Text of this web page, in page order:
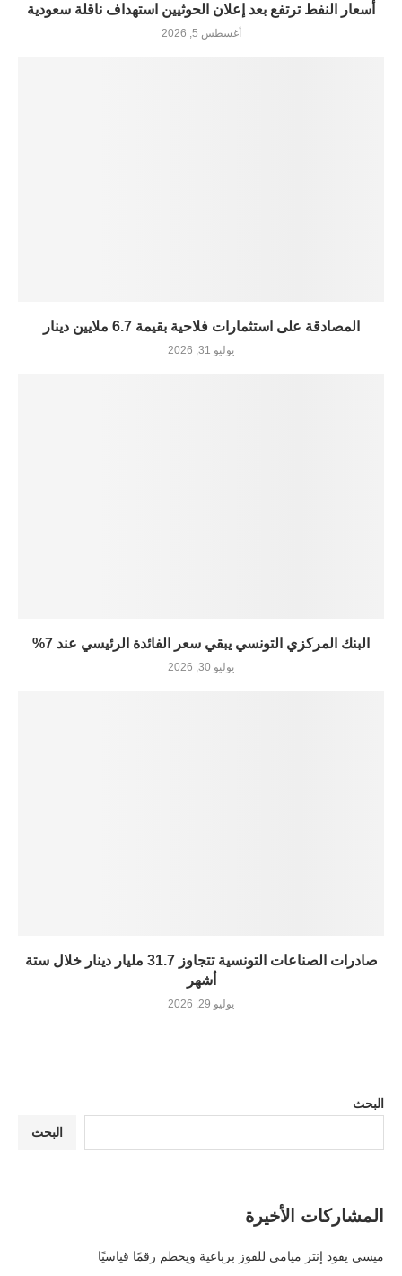
أسعار النفط ترتفع بعد إعلان الحوثيين استهداف ناقلة سعودية
أغسطس 5, 2026
المصادقة على استثمارات فلاحية بقيمة 6.7 ملايين دينار
يوليو 31, 2026
البنك المركزي التونسي يبقي سعر الفائدة الرئيسي عند 7%
يوليو 30, 2026
صادرات الصناعات التونسية تتجاوز 31.7 مليار دينار خلال ستة
أشهر
يوليو 29, 2026
البحث
البحث
المشاركات الأخيرة
ميسي يقود إنتر ميامي للفوز برباعية ويحطم رقمًا قياسيًا